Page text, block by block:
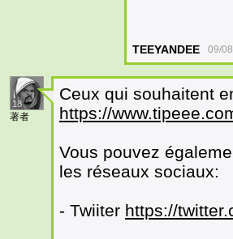
TEEYANDEE 09/
18
著者
Ceux qui souhaitent
https://
Vous pouvez
les réseaux sociaux:
- Twiiter https://